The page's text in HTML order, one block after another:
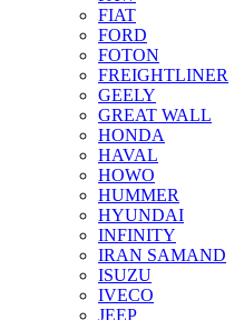
FIAT
FORD
FOTON
FREIGHTLINER
GEELY
GREAT WALL
HONDA
HAVAL
HOWO
HUMMER
HYUNDAI
INFINITY
IRAN SAMAND
ISUZU
IVECO
JEEP